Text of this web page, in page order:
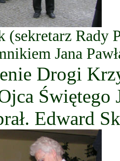
(sekretarz
Jana
Drogi
Świętego
Edward